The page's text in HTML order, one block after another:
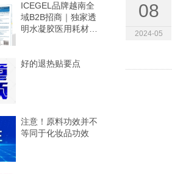
08
2024-05
ICEGEL品牌越南全
域B2B招商｜独家透
明水凝胶医用耗材
好的退热贴要点
注意！原料功效并不
等同于化妆品功效